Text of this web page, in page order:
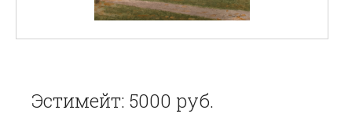
Эстимейт: 5000 руб.